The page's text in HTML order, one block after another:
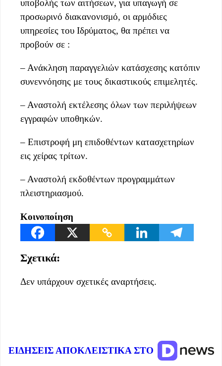
υποβολής των αιτήσεων, για υπαγωγή σε
προσωρινό διακανονισμό, οι αρμόδιες
υπηρεσίες του Ιδρύματος, θα πρέπει να
προβούν σε :
– Ανάκληση παραγγελιών κατάσχεσης κατόπιν
συνεννόησης με τους δικαστικούς επιμελητές.
– Αναστολή εκτέλεσης όλων των περιλήψεων
εγγραφών υποθηκών.
– Επιστροφή μη επιδοθέντων κατασχετηρίων
εις χείρας τρίτων.
– Αναστολή εκδοθέντων προγραμμάτων
πλειστηριασμού.
Κοινοποίηση
Σχετικά:
Δεν υπάρχουν σχετικές αναρτήσεις.
ΕΙΔΗΣΕΙΣ ΑΠΟΚΛΕΙΣΤΙΚΑ ΣΤΟ